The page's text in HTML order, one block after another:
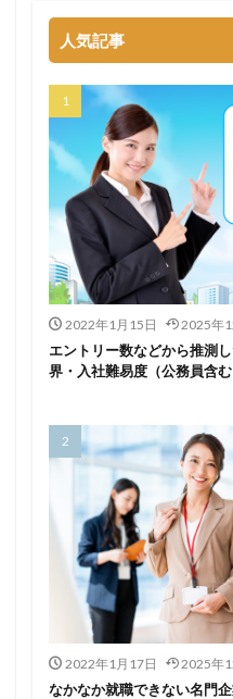
人気記事
2022年1月15日 2025年
エントリー数などから推測
界・入社難易度（公務員含む
2022年1月17日 2025年
なかなか就職できない名門
初めて
性格診断アプリ
情報
若者
誰でも受かる業界
見分け方
裁量権
落ちてから
自己分析ツ
自己PR動画
職種
締切
第二新卒とは
第二新卒
超優良企業
面談
面接 難易
難しい
隠れホワイト
長所がわからない
適
進路決まらない
逆質問
転職できる
転職サイ
愛知県名古屋市
既卒
有名企業
最終面接
早期選考時期
早期選考
新卒応援ハローワーク
持ち駒ゼロ
手遅れ
泣くほど嫌い
相談